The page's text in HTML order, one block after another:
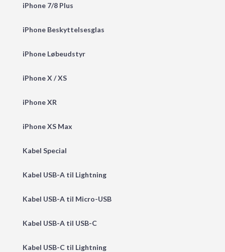
iPhone 7/8 Plus
iPhone Beskyttelsesglas
iPhone Løbeudstyr
iPhone X / XS
iPhone XR
iPhone XS Max
Kabel Special
Kabel USB-A til Lightning
Kabel USB-A til Micro-USB
Kabel USB-A til USB-C
Kabel USB-C til Lightning